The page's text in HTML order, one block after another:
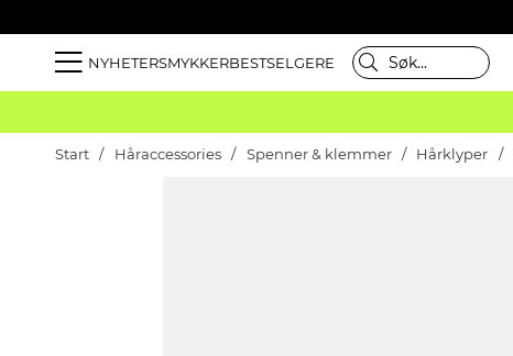
NYHETERSMYKKERBESTSELGERE
Start Håraccessories Spenner & klemmer Hårklyper